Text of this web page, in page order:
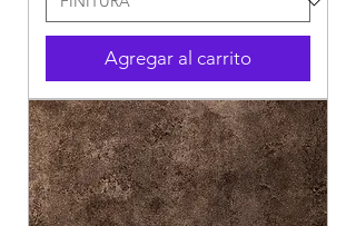
Agregar al carrito